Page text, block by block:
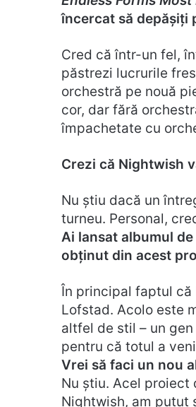
încercat să depășiți
Cred că într-un fel,
păstrezi lucrurile
orchestră pe nouă
cor, dar fără
împachetate cu
Crezi că Nightwish
Nu știu dacă un
turneu. Personal,
Ai lansat albumul
obținut din acest
În principal faptul
Lofstad. Acolo este
altfel de stil – un
pentru că totul a
Vrei să faci un nou
Nu știu. Acel proiect
Nightwish, am putut